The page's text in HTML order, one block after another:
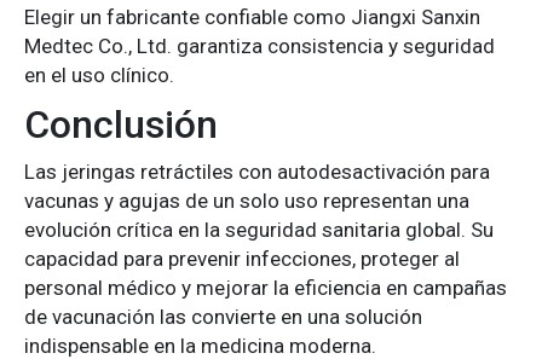
Elegir un fabricante confiable como Jiangxi Sanxin
Medtec Co., Ltd. garantiza consistencia y seguridad
en el uso clínico.
Conclusión
Las jeringas retráctiles con autodesactivación para
vacunas y agujas de un solo uso representan una
evolución crítica en la seguridad sanitaria global. Su
capacidad para prevenir infecciones, proteger al
personal médico y mejorar la eficiencia en campañas
de vacunación las convierte en una solución
indispensable en la medicina moderna.